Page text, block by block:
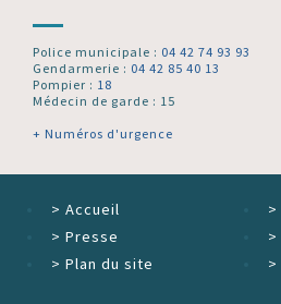
Police municipale : 04 42 74 93 93
Gendarmerie : 04 42 85 40 13
Pompier : 18
Médecin de garde : 15
+ Numéros d'urgence
> Accueil >
> Presse >
> Plan du site >